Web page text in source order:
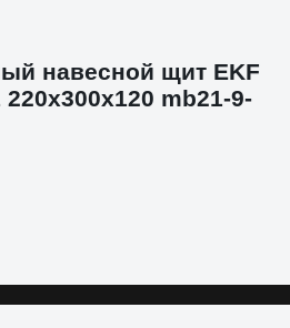
навесной щит EKF
mb21-9-